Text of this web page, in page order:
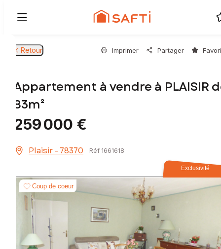
Retour Imprimer Partager
Appartement à vendre à PLAISIR
83m²
259 000 €
Plaisir - 78370 Réf 1661618
Exclusivité
Coup de coeur